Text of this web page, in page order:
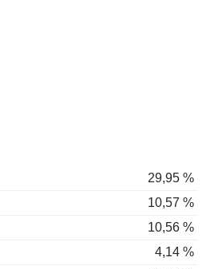
29,95 %
10,57 %
10,56 %
4,14 %